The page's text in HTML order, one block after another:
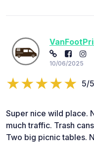
10/06/2025
5/5
Super nice wild place.
much traffic. Trash
Two big picnic tables.